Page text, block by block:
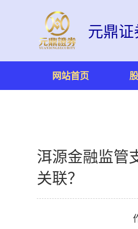
元鼎
网站首页
洱源金融监管
关联？